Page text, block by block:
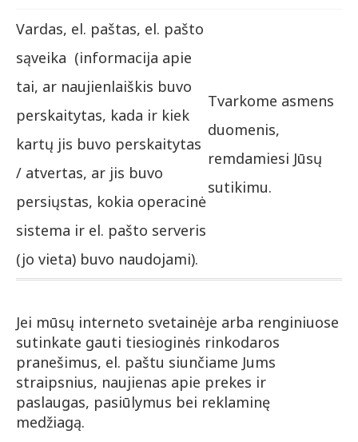
Vardas, el. paštas, el. pašto
sąveika (informacija apie
tai, ar naujienlaiškis buvo
perskaitytas, kada ir kiek
kartų jis buvo perskaitytas
/ atvertas, ar jis buvo
persiųstas, kokia operacinė
sistema ir el. pašto serveris
(jo vieta) buvo naudojami).
Tvarkome asmens
duomenis,
remdamiesi Jūsų
sutikimu.
Jei mūsų interneto svetainėje arba renginiuose
sutinkate gauti tiesioginės rinkodaros
pranešimus, el. paštu siunčiame Jums
straipsnius, naujienas apie prekes ir
paslaugas, pasiūlymus bei reklaminę
medžiagą.